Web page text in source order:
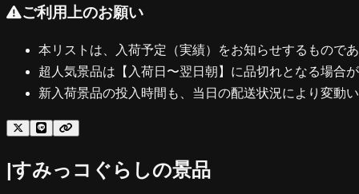
ご利用上のお願い
本リストは、入荷予定（実績）をお知らせするもので
超人気景品は【入荷日〜翌日朝】に品切れとなる場合が
新入荷景品の投入時間も、当日の配送状況により変動い
|すみっコぐらしの景品